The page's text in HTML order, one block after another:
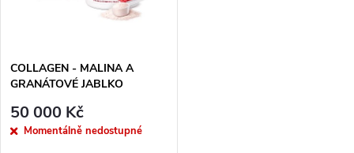
t
s
o
f
p
COLLAGEN - MALINA A
GRANÁTOVÉ JABLKO
50 000 Kč
Momentálně nedostupné